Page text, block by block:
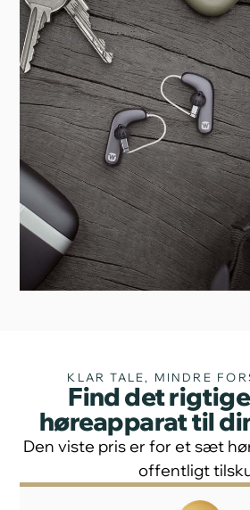
KLAR TALE, MINDRE
Find det
høreapparat til
Den viste pris er for et sæt
offentligt